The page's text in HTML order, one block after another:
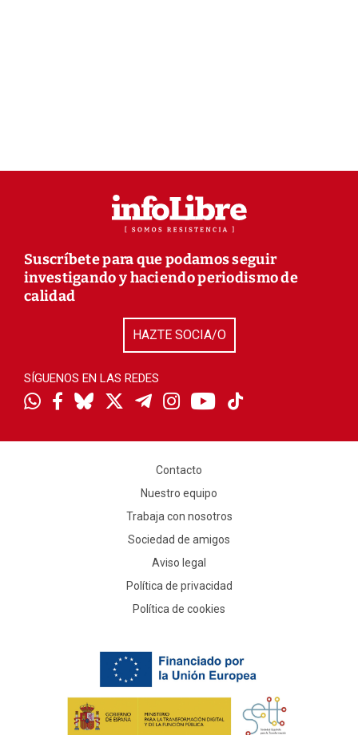
Suscríbete para que podamos seguir
investigando y haciendo periodismo de
calidad
HAZTE SOCIA/O
SÍGUENOS EN LAS REDES
Contacto
Nuestro equipo
Trabaja con nosotros
Sociedad de amigos
Aviso legal
Política de privacidad
Política de cookies